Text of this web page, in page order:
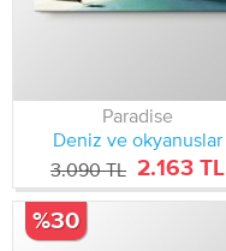
Paradise
Deniz ve okyanuslar
3.090 TL 2.163 TL
%30